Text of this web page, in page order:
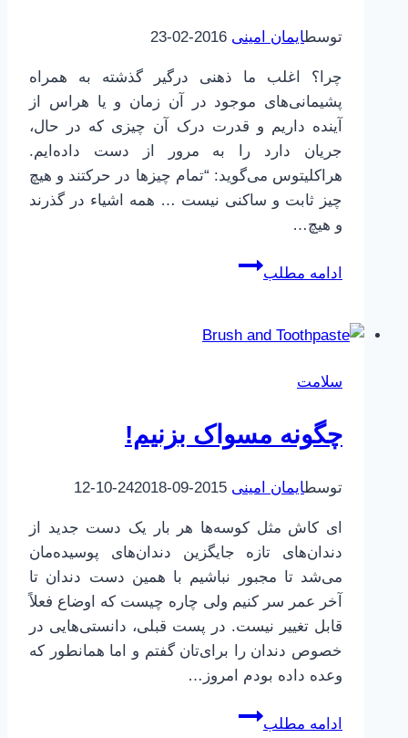
نخواهد
توسطایمان امینی 2016-02-23
چرا؟ اغلب ما ذهنی درگیر گذشته به همراه
پشیمانی‌های موجود در آن زمان و یا هراس از
آینده داریم و قدرت درک آن چیزی که در حال،
جریان دارد را به مرور از دست داده‌ایم.
هراکلیتوس می‌گوید: “تمام چیزها در حرکتند و هیچ
چیز ثابت و ساکنی نیست … همه اشیاء در گذرند
و هیچ…
ادامه مطلب
مدیتیشن،
چگونه!
سلامت
چگونه مسواک بزنیم!
توسطایمان امینی 2015-09-24
2018-10-12
ای کاش مثل کوسه‌ها هر بار یک دست جدید از
دندان‌های تازه جایگزین دندان‌های پوسیده‌مان
می‌شد تا مجبور نباشیم با همین دست دندان تا
آخر عمر سر کنیم ولی چاره چیست که اوضاع فعلاً
قابل تغییر نیست. در پست قبلی، دانستی‌هایی در
خصوص دندان را برای‌تان گفتم و اما همانطور که
وعده داده بودم امروز…
ادامه مطلب
چگونه